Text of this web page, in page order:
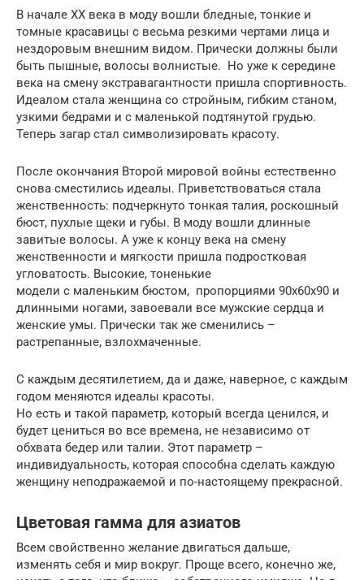
В начале ХХ века в моду вошли бледные, тонкие и
томные красавицы с весьма резкими чертами лица и
нездоровым внешним видом. Прически должны были
быть пышные, волосы волнистые. Но уже к середине
века на смену экстравагантности пришла спортивность.
Идеалом стала женщина со стройным, гибким станом,
узкими бедрами и с маленькой подтянутой грудью.
Теперь загар стал символизировать красоту.
После окончания Второй мировой войны естественно
снова сместились идеалы. Приветствоваться стала
женственность: подчеркнуто тонкая талия, роскошный
бюст, пухлые щеки и губы. В моду вошли длинные
завитые волосы. А уже к концу века на смену
женственности и мягкости пришла подростковая
угловатость. Высокие, тоненькие
модели с маленьким бюстом, пропорциями 90х60х90 и
длинными ногами, завоевали все мужские сердца и
женские умы. Прически так же сменились –
растрепанные, взлохмаченные.
С каждым десятилетием, да и даже, наверное, с каждым
годом меняются идеалы красоты.
Но есть и такой параметр, который всегда ценился, и
будет цениться во все времена, не независимо от
обхвата бедер или талии. Этот параметр –
индивидуальность, которая способна сделать каждую
женщину неподражаемой и по-настоящему прекрасной.
Цветовая гамма для азиатов
Всем свойственно желание двигаться дальше,
изменять себя и мир вокруг. Проще всего, конечно же,